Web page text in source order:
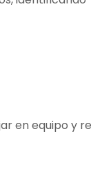
en equipo y